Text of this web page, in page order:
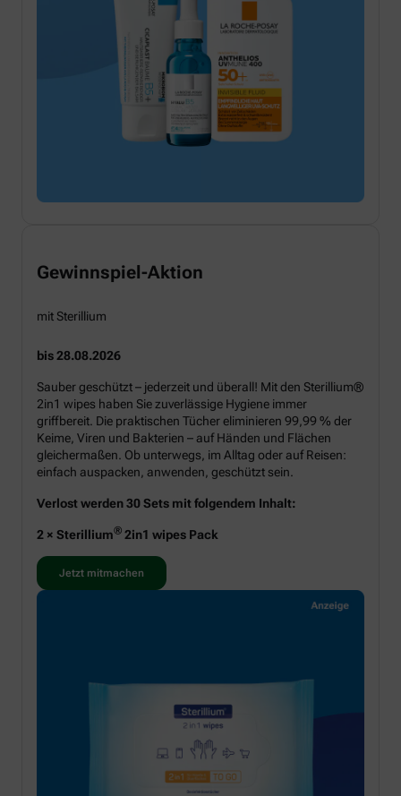
Gewinnspiel-Aktion
mit Sterillium
bis 28.08.2026
Sauber geschützt – jederzeit und überall! Mit den Sterillium®
2in1 wipes haben Sie zuverlässige Hygiene immer
griffbereit. Die praktischen Tücher eliminieren 99,99 % der
Keime, Viren und Bakterien – auf Händen und Flächen
gleichermaßen. Ob unterwegs, im Alltag oder auf Reisen:
einfach auspacken, anwenden, geschützt sein.
Verlost werden 30 Sets mit folgendem Inhalt:
2 × Sterillium® 2in1 wipes Pack
Jetzt mitmachen